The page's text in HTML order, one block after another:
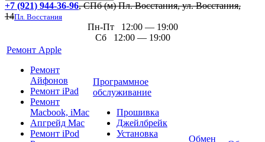
+7 (921) 944-36-96, СПб (м) Пл. Восстания, ул. Восстания,
14Пл. Восстания
Пн-Пт 12:00 — 19:00
Сб 12:00 — 19:00
Ремонт Apple
Ремонт
Айфонов
Ремонт iPad
Ремонт
Macbook, iMac
Апгрейд Mac
Ремонт iPod
Программное
обслуживание
Прошивка
Джейлбрейк
Установка
Обмен